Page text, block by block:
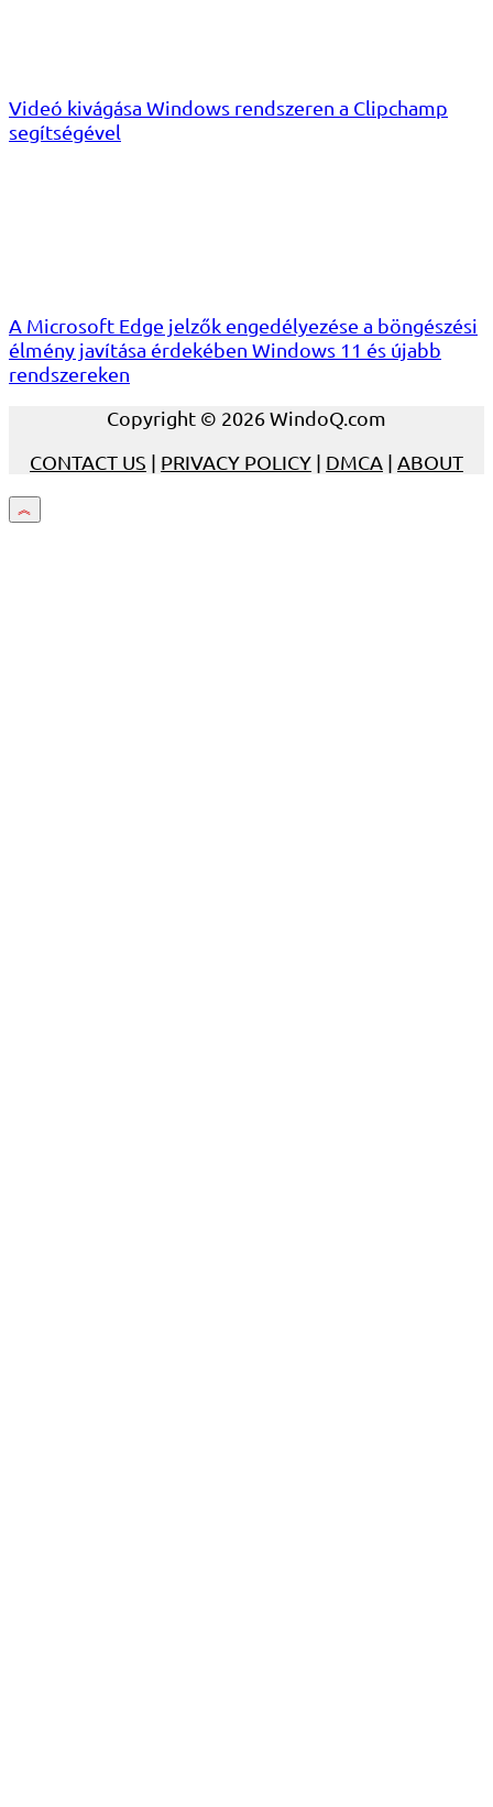
Videó kivágása Windows rendszeren a Clipchamp
segítségével
A Microsoft Edge jelzők engedélyezése a böngészési
élmény javítása érdekében Windows 11 és újabb
rendszereken
Copyright © 2026 WindoQ.com
CONTACT US | PRIVACY POLICY | DMCA | ABOUT